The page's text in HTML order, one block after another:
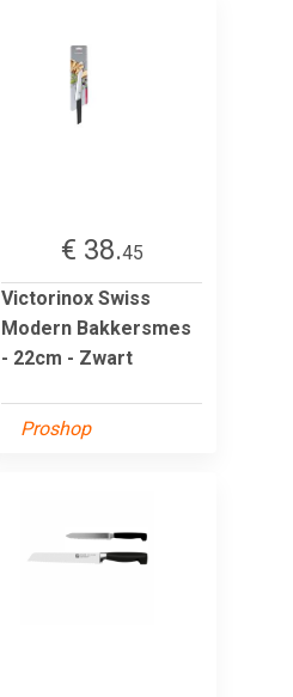
€ 38.45
Victorinox Swiss
Modern Bakkersmes
- 22cm - Zwart
Proshop